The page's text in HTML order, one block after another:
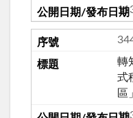
轉
式
區